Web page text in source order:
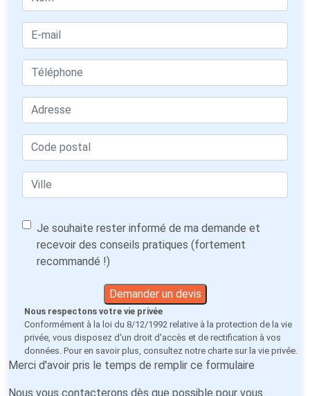
Je souhaite rester informé de ma demande et
recevoir des conseils pratiques (fortement
recommandé !)
Demander un devis
Nous respectons votre vie privée
Conformément à la loi du 8/12/1992 relative à la protection de la vie
privée, vous disposez d'un droit d'accès et de rectification à vos
données. Pour en savoir plus, consultez notre charte sur la vie privée.
Merci d'avoir pris le temps de remplir ce formulaire
Nous vous contacterons dès que possible pour vous